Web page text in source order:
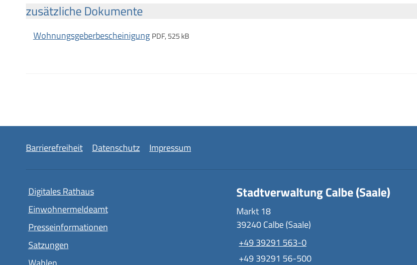
zusätzliche Dokumente
Wohnungsgeberbescheinigung PDF, 525 kB
Barrierefreiheit Datenschutz Impressum
Digitales Rathaus
Einwohnermeldeamt
Presseinformationen
Satzungen
Stadtverwaltung Calbe (Saale)
Markt 18
39240 Calbe (Saale)
+49 39291 563-0
+49 39291 56-500